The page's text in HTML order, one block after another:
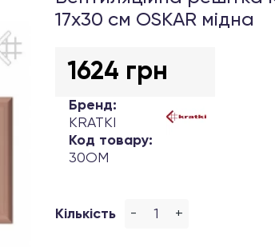
17х30 см OSKAR мідна
1624 грн
Бренд:
KRATKI
Код товару:
30OM
Кількість - +